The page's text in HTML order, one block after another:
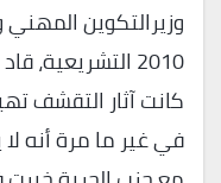
وزيرالتكوين المهني
2010
كانت آثار التقشف
في غير ما مرة أنه